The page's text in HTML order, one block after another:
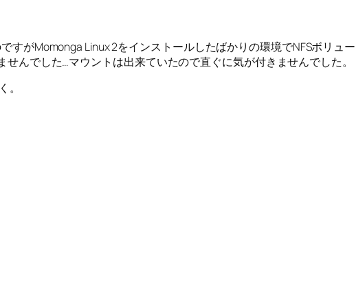
すがMomonga Linux 2をインストールしたばかりの環境でNFSボリュ
んでした…マウントは出来ていたので直ぐに気が付きませんでした。